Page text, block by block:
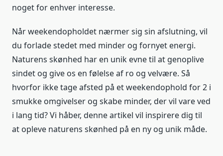
noget for enhver interesse.
Når weekendopholdet nærmer sig sin afslutning, vil
du forlade stedet med minder og fornyet energi.
Naturens skønhed har en unik evne til at genoplive
sindet og give os en følelse af ro og velvære. Så
hvorfor ikke tage afsted på et weekendophold for 2 i
smukke omgivelser og skabe minder, der vil vare ved
i lang tid? Vi håber, denne artikel vil inspirere dig til
at opleve naturens skønhed på en ny og unik måde.